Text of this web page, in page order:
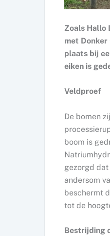
Zoals Hallo
met
plaats bij
eiken is
Veldproef
De bomen
boom is
gezorgd
andersom
beschermt
tot de
Bestrijding